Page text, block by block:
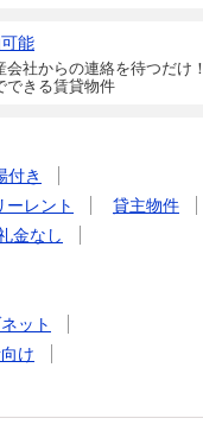
能
社からの連絡を待つだけ！
できる賃貸物件
付き
ーレント
貸主物件
金なし
ット
け